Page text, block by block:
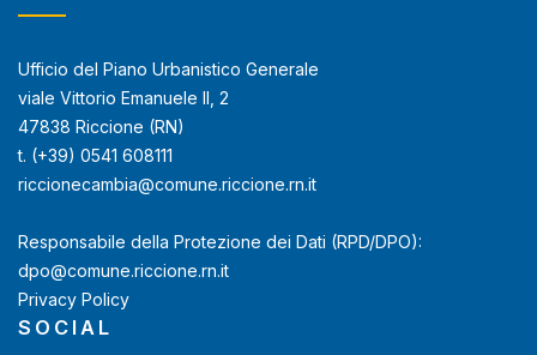
Ufficio del Piano Urbanistico Generale
viale Vittorio Emanuele II, 2
47838 Riccione (RN)
t. (+39) 0541 608111
riccionecambia@comune.riccione.rn.it
Responsabile della Protezione dei Dati (RPD/DPO):
dpo@comune.riccione.rn.it
Privacy Policy
SOCIAL